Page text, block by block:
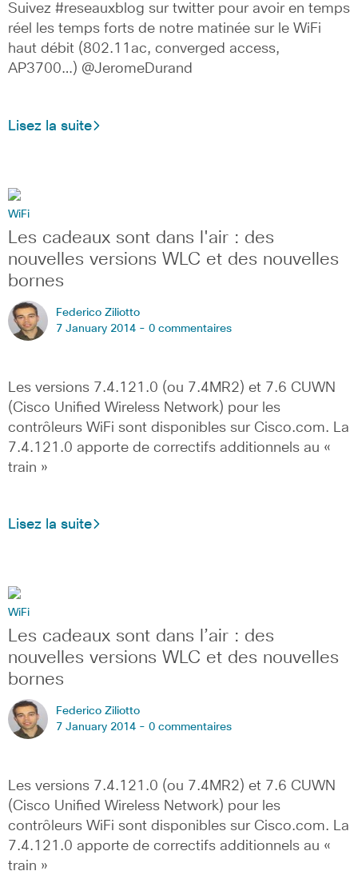
Suivez #reseauxblog sur twitter pour avoir en temps
réel les temps forts de notre matinée sur le WiFi
haut débit (802.11ac, converged access,
AP3700…) @JeromeDurand
Lisez la suite
WiFi
Les cadeaux sont dans l'air : des
nouvelles versions WLC et des nouvelles
bornes
Federico Ziliotto
7 January 2014 - 0 commentaires
Les versions 7.4.121.0 (ou 7.4MR2) et 7.6 CUWN
(Cisco Unified Wireless Network) pour les
contrôleurs WiFi sont disponibles sur Cisco.com. La
7.4.121.0 apporte de correctifs additionnels au «
train »
Lisez la suite
WiFi
Les cadeaux sont dans l’air : des
nouvelles versions WLC et des nouvelles
bornes
Federico Ziliotto
7 January 2014 - 0 commentaires
Les versions 7.4.121.0 (ou 7.4MR2) et 7.6 CUWN
(Cisco Unified Wireless Network) pour les
contrôleurs WiFi sont disponibles sur Cisco.com. La
7.4.121.0 apporte de correctifs additionnels au «
train »